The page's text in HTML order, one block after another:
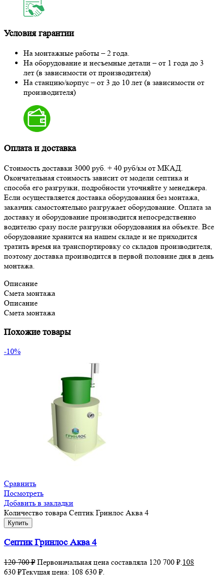
Условия гарантии
На монтажные работы – 2 года.
На оборудование и несъемные детали – от 1 года до 3
лет (в зависимости от производителя)
На станцию/корпус – от 3 до 10 лет (в зависимости от
производителя)
Оплата и доставка
Стоимость доставки 3000 руб. + 40 руб/км от МКАД.
Окончательная стоимость зависит от модели септика и
способа его разгрузки, подробности уточняйте у менеджера.
Если осуществляется доставка оборудования без монтажа,
заказчик самостоятельно разгружает оборудование. Оплата за
доставку и оборудование производится непосредственно
водителю сразу после разгрузки оборудования на объекте. Все
оборудование хранится на нашем складе и не приходится
тратить время на транспортировку со складов производителя,
поэтому доставка производится в первой половине дня в день
монтажа.
Описание
Смета монтажа
Описание
Смета монтажа
Похожие товары
-10%
Сравнить
Посмотреть
Добавить в закладки
Количество товара Септик Гринлос Аква 4
Купить
Септик Гринлос Аква 4
120 700₽ Первоначальная цена составляла 120 700 ₽.108
630 ₽Текущая цена: 108 630 ₽.